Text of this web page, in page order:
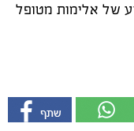
של אלימות מטופל